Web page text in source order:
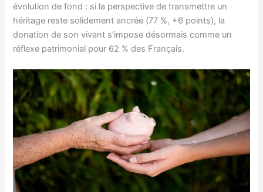
évolution de fond : si la perspective de transmettre un
héritage reste solidement ancrée (77 %, +6 points), la
donation de son vivant s’impose désormais comme un
réflexe patrimonial pour 62 % des Français.